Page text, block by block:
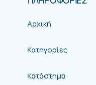
Αρχική
Κατηγορίες
Κατάστημα